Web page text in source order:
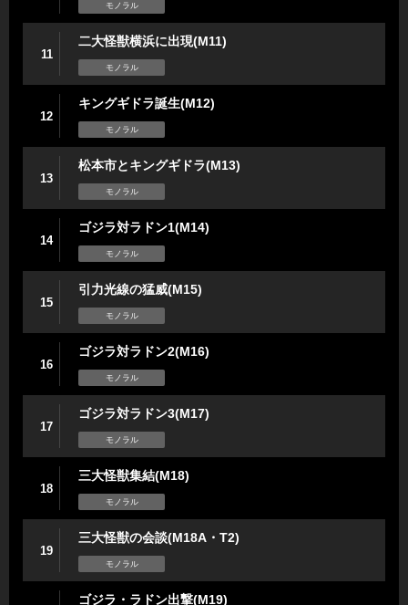
モノラル
11
二大怪獣横浜に出現(M11)
モノラル
12
キングギドラ誕生(M12)
モノラル
13
松本市とキングギドラ(M13)
モノラル
14
ゴジラ対ラドン1(M14)
モノラル
15
引力光線の猛威(M15)
モノラル
16
ゴジラ対ラドン2(M16)
モノラル
17
ゴジラ対ラドン3(M17)
モノラル
18
三大怪獣集結(M18)
モノラル
19
三大怪獣の会談(M18A・T2)
モノラル
ゴジラ・ラドン出撃(M19)